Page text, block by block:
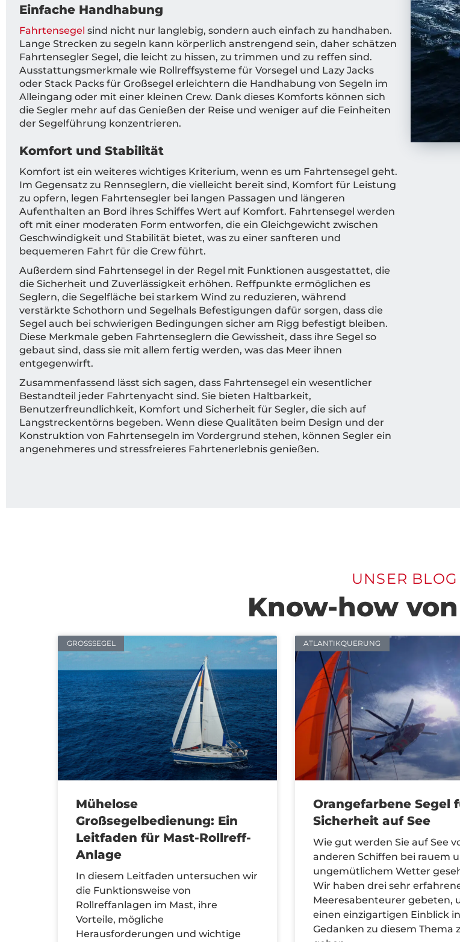
Einfache Handhabung
Fahrtensegel sind nicht nur langlebig, sondern auch einfach zu handhaben.
Lange Strecken zu segeln kann körperlich anstrengend sein, daher schätzen
Fahrtensegler Segel, die leicht zu hissen, zu trimmen und zu reffen sind.
Ausstattungsmerkmale wie Rollreffsysteme für Vorsegel und Lazy Jacks
oder Stack Packs für Großsegel erleichtern die Handhabung von Segeln im
Alleingang oder mit einer kleinen Crew. Dank dieses Komforts können sich
die Segler mehr auf das Genießen der Reise und weniger auf die Feinheiten
der Segelführung konzentrieren.
Komfort und Stabilität
Komfort ist ein weiteres wichtiges Kriterium, wenn es um Fahrtensegel geht.
Im Gegensatz zu Rennseglern, die vielleicht bereit sind, Komfort für Leistung
zu opfern, legen Fahrtensegler bei langen Passagen und längeren
Aufenthalten an Bord ihres Schiffes Wert auf Komfort. Fahrtensegel werden
oft mit einer moderaten Form entworfen, die ein Gleichgewicht zwischen
Geschwindigkeit und Stabilität bietet, was zu einer sanfteren und
bequemeren Fahrt für die Crew führt.
Außerdem sind Fahrtensegel in der Regel mit Funktionen ausgestattet, die
die Sicherheit und Zuverlässigkeit erhöhen. Reffpunkte ermöglichen es
Seglern, die Segelfläche bei starkem Wind zu reduzieren, während
verstärkte Schothorn und Segelhals Befestigungen dafür sorgen, dass die
Segel auch bei schwierigen Bedingungen sicher am Rigg befestigt bleiben.
Diese Merkmale geben Fahrtenseglern die Gewissheit, dass ihre Segel so
gebaut sind, dass sie mit allem fertig werden, was das Meer ihnen
entgegenwirft.
Zusammenfassend lässt sich sagen, dass Fahrtensegel ein wesentlicher
Bestandteil jeder Fahrtenyacht sind. Sie bieten Haltbarkeit,
Benutzerfreundlichkeit, Komfort und Sicherheit für Segler, die sich auf
Langstreckentörns begeben. Wenn diese Qualitäten beim Design und der
Konstruktion von Fahrtensegeln im Vordergrund stehen, können Segler ein
angenehmeres und stressfreieres Fahrtenerlebnis genießen.
UNSER BLOG
Know-how
GROSSSEGEL
Mühelose
Großsegelbedienung: Ein
Leitfaden für Mast-Rollreff-
Anlage
In diesem Leitfaden untersuchen wir
die Funktionsweise von
Rollreffanlagen im Mast, ihre
Vorteile, mögliche
Herausforderungen und wichtige
ATLANTIKQUERUNG
Orangefarbene Segel
Sicherheit auf See
Wie gut werden Sie auf See
anderen Schiffen bei rauem
ungemütlichem Wetter
Wir haben drei sehr
Meeresabenteurer gebeten,
einen einzigartigen Einblick
Gedanken zu diesem Thema